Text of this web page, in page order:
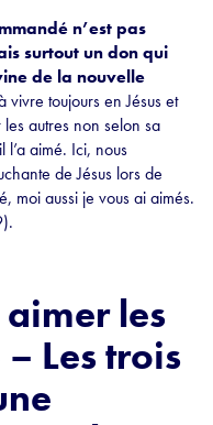
n’est pas
surtout un don qui
de la nouvelle
toujours en Jésus et
autres non selon sa
aimé. Ici, nous
de Jésus lors de
moi aussi je vous ai aimés.
aimer les
Les trois